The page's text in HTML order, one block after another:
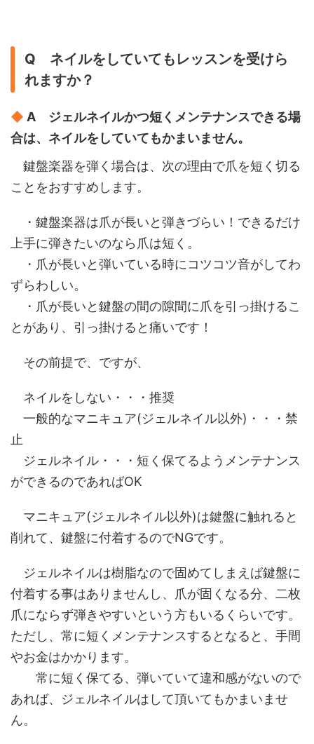
Q ネイルをしていてもレッスンを受けら
れますか？
◆ A ジェルネイルかつ短くメンテナンスできる場
合は、ネイルをしていてもかまいません。
鍵盤楽器を弾く場合は、次の理由で爪を短く切る
ことをおすすめします。
・鍵盤楽器は爪が長いと弾きづらい！できるだけ
上手に弾きたいのなら爪は短く。
・爪が長いと弾いている時にコツコツ音がしてわ
ずらわしい。
・爪が長いと鍵盤の間の隙間に爪を引っ掛けるこ
とがあり、引っ掛けると痛いです！
その前提で、ですが、
ネイルをしない・・・推奨
一般的なマニキュア(ジェルネイル以外)・・・禁
止
ジェルネイル・・・短く保てるようメンテナンス
ができるのであればOK
マニキュア(ジェルネイル以外)は鍵盤に触れると
削れて、鍵盤に付着するのでNGです。
ジェルネイルは樹脂なので固めてしまえば鍵盤に
付着する事はありませんし、爪が固くなる分、二枚
爪にならず弾きやすいという方もいるくらいです。
ただし、常に短くメンテナンスするとなると、手間
やお金はかかります。
常に短く保てる、弾いていて違和感がないので
あれば、ジェルネイルはして頂いてもかまいませ
ん。